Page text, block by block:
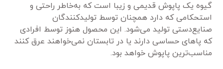
گیوه یک پاپوش قدیمی و زیبا است که به‌خاطر راحتی و
استحکامی که دارد همچنان توسط تولیدکنندگان
صنایع‌دستی تولید می‌شود. این محصول هنوز توسط افرادی
که پاهای حساسی دارند یا در تابستان نمی‌خواهند عرق کنند
مناسب‌ترین پاپوش خواهد بود.